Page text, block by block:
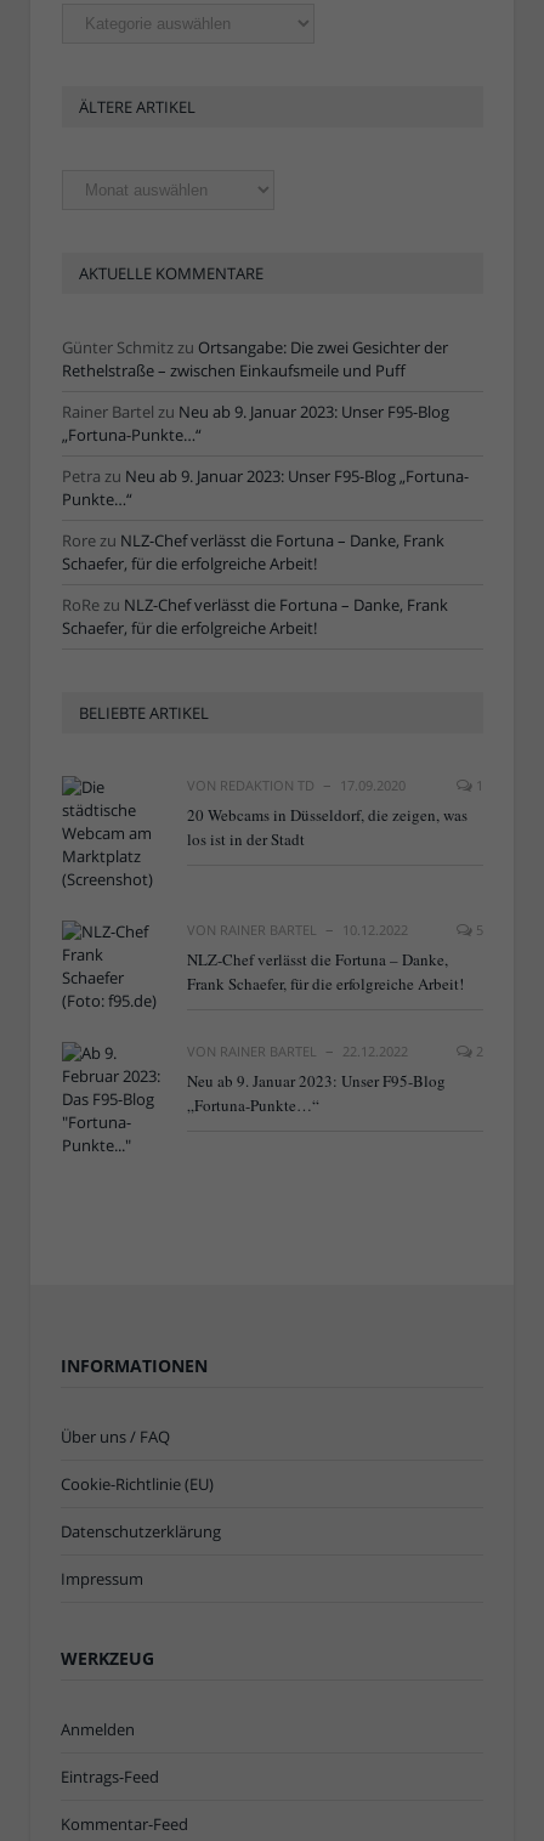
Rubriken
ÄLTERE ARTIKEL
Ältere
Artikel
AKTUELLE KOMMENTARE
Günter Schmitzzu Ortsangabe: Die zwei Gesichter der
Rethelstraße – zwischen Einkaufsmeile und Puff
Rainer Bartel zu Neu ab 9. Januar 2023: Unser F95-Blog
„Fortuna-Punkte…“
Petra zu Neu ab 9. Januar 2023: Unser F95-Blog „Fortuna-
Punkte…“
Rorezu NLZ-Chef verlässt die Fortuna – Danke, Frank
Schaefer, für die erfolgreiche Arbeit!
RoRezu NLZ-Chef verlässt die Fortuna – Danke, Frank
Schaefer, für die erfolgreiche Arbeit!
BELIEBTE ARTIKEL
VON REDAKTION TD 17.09.2020 1
20 Webcams in Düsseldorf, die zeigen, was
los ist in der Stadt
VON RAINER BARTEL 10.12.2022 5
NLZ-Chef verlässt die Fortuna – Danke,
Frank Schaefer, für die erfolgreiche Arbeit!
VON RAINER BARTEL 22.12.2022 2
Neu ab 9. Januar 2023: Unser F95-Blog
„Fortuna-Punkte…“
INFORMATIONEN
Über uns / FAQ
Cookie-Richtlinie (EU)
Datenschutzerklärung
Impressum
WERKZEUG
Anmelden
Eintrags-Feed
Kommentar-Feed